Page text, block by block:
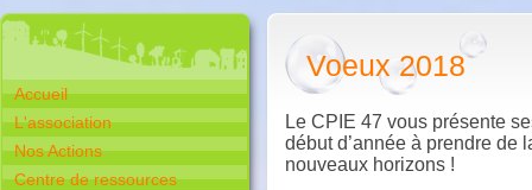
Accueil
L'association
Nos Actions
Centre de ressources
Voeux 2018
Le CPIE 47 vous présente
début d’année à prendre de
nouveaux horizons !